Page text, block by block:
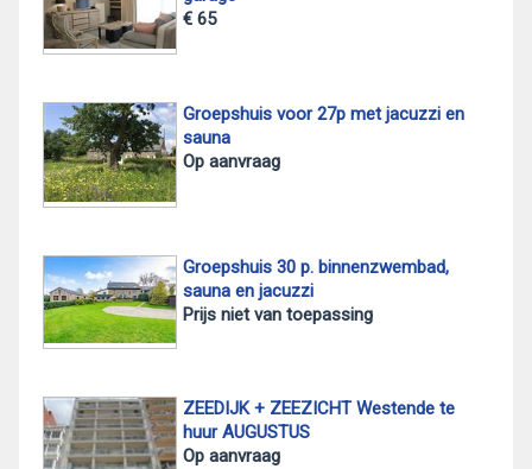
€ 65
Groepshuis voor 27p met jacuzzi en
sauna
Op aanvraag
Groepshuis 30 p. binnenzwembad,
sauna en jacuzzi
Prijs niet van toepassing
ZEEDIJK + ZEEZICHT Westende te
huur AUGUSTUS
Op aanvraag